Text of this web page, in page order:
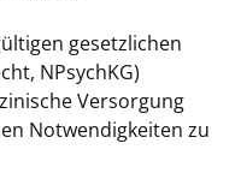
gesetzlichen
NPsychKG)
Versorgung
Notwendigkeiten zu